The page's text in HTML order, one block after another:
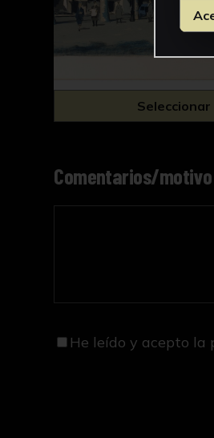
Seleccionar
Comentarios/
He leído y acepto la